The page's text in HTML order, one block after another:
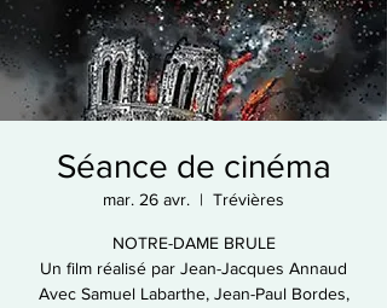
Séance de cinéma
mar. 26 avr.
  |
Trévières
NOTRE-DAME BRULE
Un film réalisé par Jean-Jacques Annaud
Avec Samuel Labarthe, Jean-Paul Bordes,